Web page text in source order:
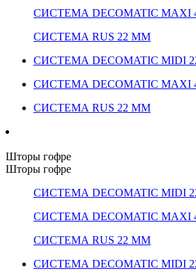
СИСТЕМА DECOMATIC MAXI
СИСТЕМА RUS 22 ММ
СИСТЕМА DECOMATIC MIDI
СИСТЕМА DECOMATIC MAXI
СИСТЕМА RUS 22 ММ
Шторы гофре
Шторы гофре
СИСТЕМА DECOMATIC MIDI
СИСТЕМА DECOMATIC MAXI
СИСТЕМА RUS 22 ММ
СИСТЕМА DECOMATIC MIDI